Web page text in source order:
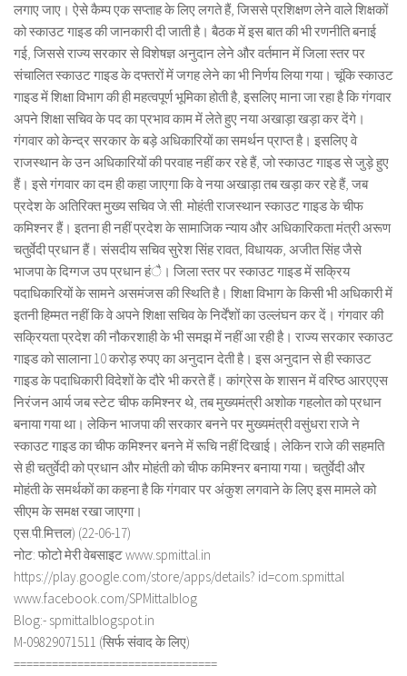
लगाए जाए। ऐसे कैम्प एक सप्ताह के लिए लगते हैं, जिससे प्रशिक्षण लेने वाले शिक्षकों
को स्काउट गाइड की जानकारी दी जाती है। बैठक में इस बात की भी रणनीति बनाई
गई, जिससे राज्य सरकार से विशेषज्ञ अनुदान लेने और वर्तमान में जिला स्तर पर
संचालित स्काउट गाइड के दफ्तरों में जगह लेने का भी निर्णय लिया गया। चूंकि स्काउट
गाइड में शिक्षा विभाग की ही महत्वपूर्ण भूमिका होती है, इसलिए माना जा रहा है कि गंगवार
अपने शिक्षा सचिव के पद का प्रभाव काम में लेते हुए नया अखाड़ा खड़ा कर देंगे।
गंगवार को केन्द्र सरकार के बड़े अधिकारियों का समर्थन प्राप्त है। इसलिए वे
राजस्थान के उन अधिकारियों की परवाह नहीं कर रहे हैं, जो स्काउट गाइड से जुड़े हुए
हैं। इसे गंगवार का दम ही कहा जाएगा कि वे नया अखाड़ा तब खड़ा कर रहे हैं, जब
प्रदेश के अतिरिक्त मुख्य सचिव जे.सी. मोहंती राजस्थान स्काउट गाइड के चीफ
कमिश्नर हैं। इतना ही नहीं प्रदेश के सामाजिक न्याय और अधिकारिकता मंत्री अरूण
चतुर्वेदी प्रधान हैं। संसदीय सचिव सुरेश सिंह रावत, विधायक, अजीत सिंह जैसे
भाजपा के दिग्गज उप प्रधान हंै। जिला स्तर पर स्काउट गाइड में सक्रिय
पदाधिकारियों के सामने असमंजस की स्थिति है। शिक्षा विभाग के किसी भी अधिकारी में
इतनी हिम्मत नहीं कि वे अपने शिक्षा सचिव के निर्देंशों का उल्लंघन कर दें। गंगवार की
सक्रियता प्रदेश की नौकरशाही के भी समझ में नहीं आ रही है। राज्य सरकार स्काउट
गाइड को सालाना 10 करोड़ रुपए का अनुदान देती है। इस अनुदान से ही स्काउट
गाइड के पदाधिकारी विदेशों के दौरे भी करते हैं। कांग्रेस के शासन में वरिष्ठ आरएएस
निरंजन आर्य जब स्टेट चीफ कमिश्नर थे, तब मुख्यमंत्री अशोक गहलोत को प्रधान
बनाया गया था। लेकिन भाजपा की सरकार बनने पर मुख्यमंत्री वसुंधरा राजे ने
स्काउट गाइड का चीफ कमिश्नर बनने में रूचि नहीं दिखाई। लेकिन राजे की सहमति
से ही चतुर्वेदी को प्रधान और मोहंती को चीफ कमिश्नर बनाया गया। चतुर्वेदी और
मोहंती के समर्थकों का कहना है कि गंगवार पर अंकुश लगवाने के लिए इस मामले को
सीएम के समक्ष रखा जाएगा।
एस.पी.मित्तल) (22-06-17)
नोट: फोटो मेरी वेबसाइट www.spmittal.in
https://play.google.com/store/apps/details? id=com.spmittal
www.facebook.com/SPMittalblog
Blog:- spmittalblogspot.in
M-09829071511 (सिर्फ संवाद के लिए)
================================